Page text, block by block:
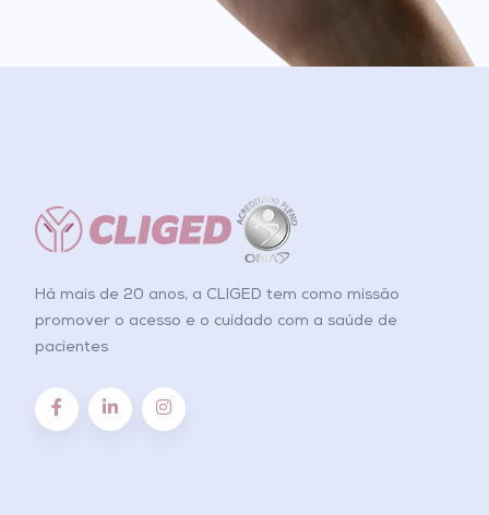
Há mais de 20 anos, a CLIGED tem como missão
promover o acesso e o cuidado com a saúde de
pacientes